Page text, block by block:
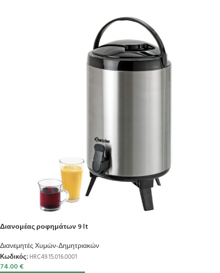
Διανομέας ροφημάτων 9 lt
Διανεμητές Χυμών-Δημητριακών
Κωδικός: HRC49.15.016.0001
74.00€